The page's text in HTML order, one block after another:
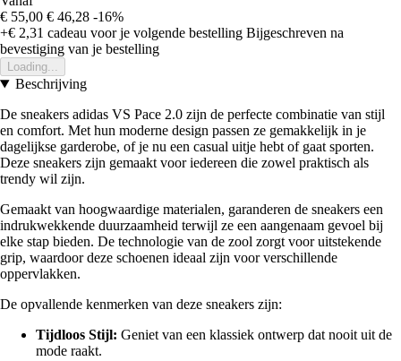
€ 55,00 € 46,28 -16%
+€ 2,31 cadeau voor je volgende bestelling Bijgeschreven na
bevestiging van je bestelling
Loading...
Beschrijving
De sneakers adidas VS Pace 2.0 zijn de perfecte combinatie van stijl
en comfort. Met hun moderne design passen ze gemakkelijk in je
dagelijkse garderobe, of je nu een casual uitje hebt of gaat sporten.
Deze sneakers zijn gemaakt voor iedereen die zowel praktisch als
trendy wil zijn.
Gemaakt van hoogwaardige materialen, garanderen de sneakers een
indrukwekkende duurzaamheid terwijl ze een aangenaam gevoel bij
elke stap bieden. De technologie van de zool zorgt voor uitstekende
grip, waardoor deze schoenen ideaal zijn voor verschillende
oppervlakken.
De opvallende kenmerken van deze sneakers zijn:
Tijdloos Stijl: Geniet van een klassiek ontwerp dat nooit uit de
mode raakt.